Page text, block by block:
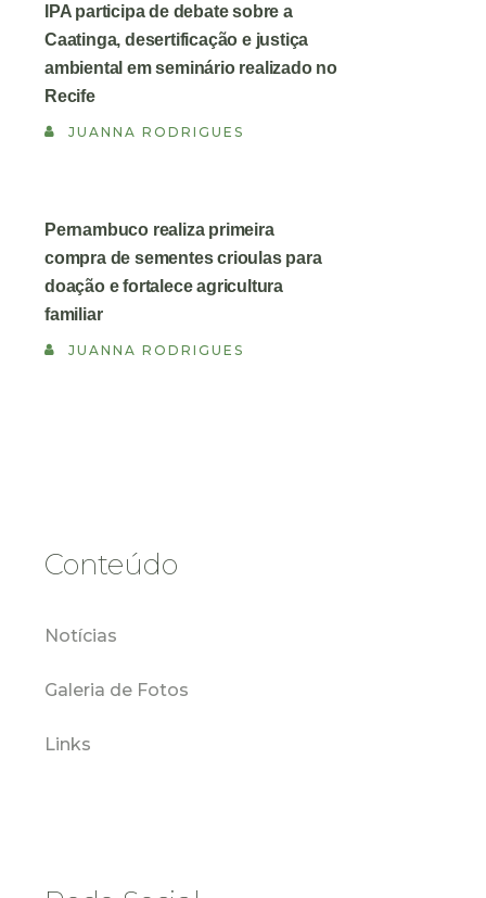
IPA participa de debate sobre a
Caatinga, desertificação e justiça
ambiental em seminário realizado no
Recife
JUANNA RODRIGUES
Pernambuco realiza primeira
compra de sementes crioulas para
doação e fortalece agricultura
familiar
JUANNA RODRIGUES
Conteúdo
Notícias
Galeria de Fotos
Links